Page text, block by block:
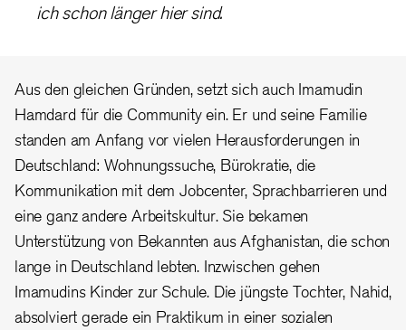
ich schon länger hier sind.
Aus den gleichen Gründen, setzt sich auch Imamudin
Hamdard für die Community ein. Er und seine Familie
standen am Anfang vor vielen Herausforderungen in
Deutschland: Wohnungssuche, Bürokratie, die
Kommunikation mit dem Jobcenter, Sprachbarrieren und
eine ganz andere Arbeitskultur. Sie bekamen
Unterstützung von Bekannten aus Afghanistan, die schon
lange in Deutschland lebten. Inzwischen gehen
Imamudins Kinder zur Schule. Die jüngste Tochter, Nahid,
absolviert gerade ein Praktikum in einer sozialen